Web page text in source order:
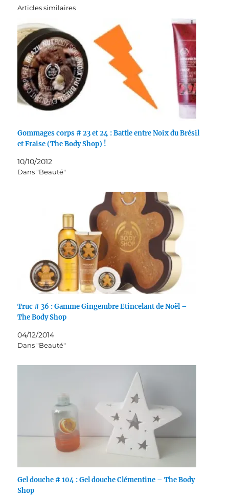
Articles similaires
Gommages corps # 23 et 24 : Battle entre Noix du Brésil
et Fraise (The Body Shop) !
10/10/2012
Dans "Beauté"
Truc # 36 : Gamme Gingembre Etincelant de Noël –
The Body Shop
04/12/2014
Dans "Beauté"
Gel douche # 104 : Gel douche Clémentine – The Body
Shop